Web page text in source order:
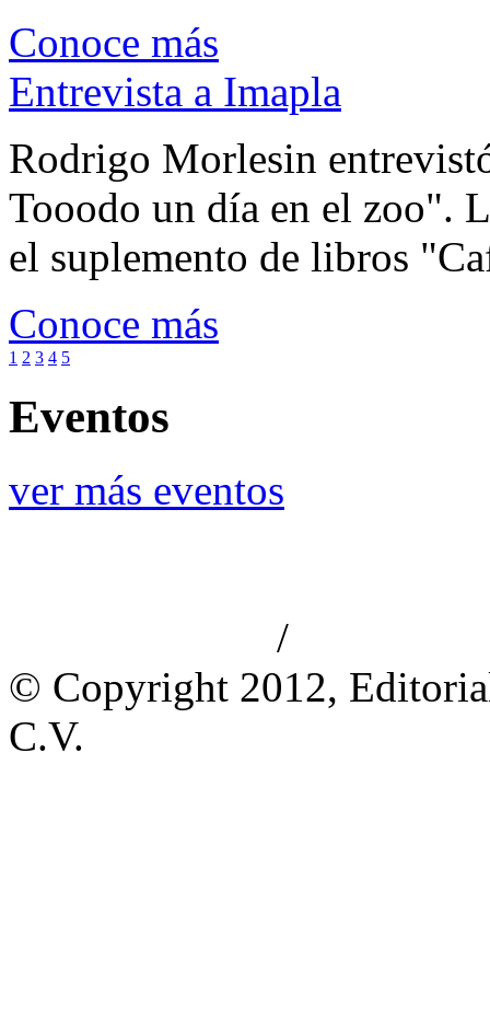
Conoce más
Entrevista a Imapla
Rodrigo Morlesin
Tooodo un día en el zoo".
el suplemento de libros
Conoce más
1 2 3 4 5
Eventos
ver más eventos
/
© Copyright 2012,
C.V.